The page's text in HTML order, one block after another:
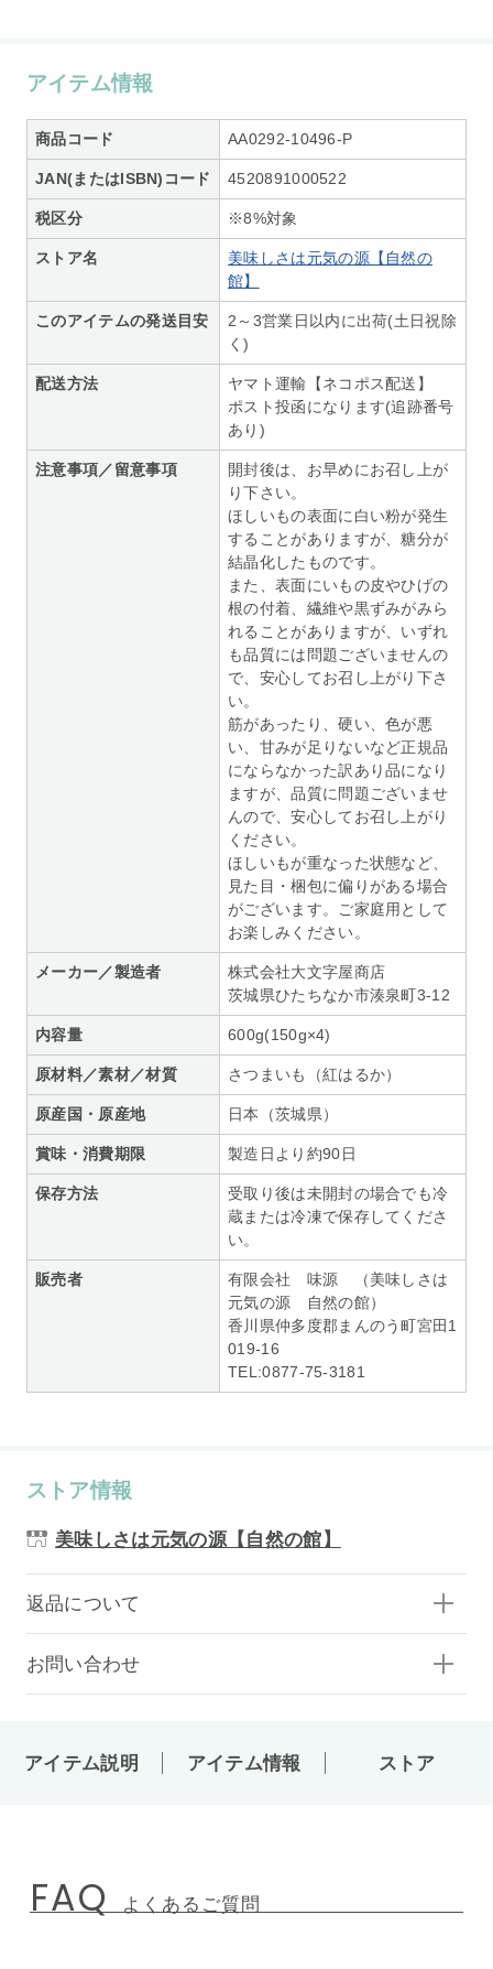
アイテム情報
商品コード AA0292-10496-P
JAN(またはISBN)コード 4520891000522
税区分 ※8%対象
ストア名
美味しさは元気の源【自然の
館】
このアイテムの発送目安
2～3営業日以内に出荷(土日祝除
く)
配送方法
ヤマト運輸【ネコポス配送】
ポスト投函になります(追跡番号
あり)
注意事項／留意事項
開封後は、お早めにお召し上が
り下さい。
ほしいもの表面に白い粉が発生
することがありますが、糖分が
結晶化したものです。
また、表面にいもの皮やひげの
根の付着、繊維や黒ずみがみら
れることがありますが、いずれ
も品質には問題ございませんの
で、安心してお召し上がり下さ
い。
筋があったり、硬い、色が悪
い、甘みが足りないなど正規品
にならなかった訳あり品になり
ますが、品質に問題ございませ
んので、安心してお召し上がり
ください。
ほしいもが重なった状態など、
見た目・梱包に偏りがある場合
がございます。ご家庭用として
お楽しみください。
メーカー／製造者
株式会社大文字屋商店
茨城県ひたちなか市湊泉町3-12
内容量 600g(150g×4)
原材料／素材／材質 さつまいも（紅はるか）
原産国・原産地 日本（茨城県）
賞味・消費期限 製造日より約90日
保存方法
受取り後は未開封の場合でも冷
蔵または冷凍で保存してくださ
い。
販売者
有限会社 味源 （美味しさは
元気の源 自然の館）
香川県仲多度郡まんのう町宮田1
019-16
TEL:0877-75-3181
ストア情報
美味しさは元気の源【自然の館】
返品について
お問い合わせ
アイテム説明 アイテム情報 ストア
FAQ よくあるご質問